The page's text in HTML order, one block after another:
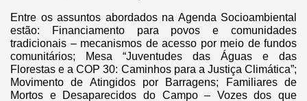
Entre os assuntos abordados na Agenda Socioambiental
estão: Financiamento para povos e comunidades
tradicionais – mecanismos de acesso por meio de fundos
comunitários; Mesa “Juventudes das Águas e das
Florestas e a COP 30: Caminhos para a Justiça Climática”;
Movimento de Atingidos por Barragens; Familiares de
Mortos e Desaparecidos do Campo – Vozes dos que